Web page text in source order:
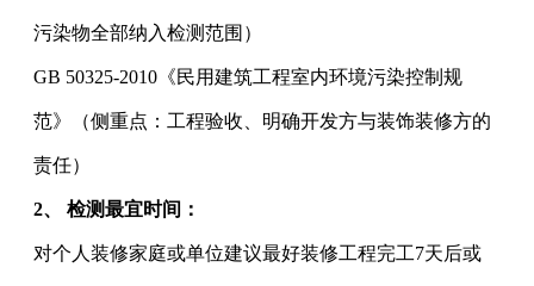
污染物全部纳入检测范围）
GB 50325-2010《民用建筑工程室内环境污染控制规
范》（侧重点：工程验收、明确开发方与装饰装修方的
责任）
2、 检测最宜时间：
对个人装修家庭或单位建议最好装修工程完工7天后或